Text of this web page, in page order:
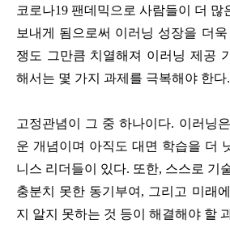
코로나19 팬데믹으로 사람들이 더 많
보내게 됨으로써 이러닝 성장을 더
쟁도 그만큼 치열해져 이러닝 제공
해서는 몇 가지 과제를 극복해야 한다.
고정관념이 그 중 하나이다. 이러닝
운 개념이며 아직도 대면 학습을 더
니스 리더들이 있다. 또한, 스스로 기
충분치 못한 동기부여, 그리고 미래
지 알지 못하는 것 등이 해결해야 할